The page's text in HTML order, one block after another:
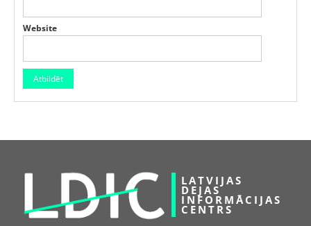
Website
LATVIJAS
DEJAS
INFORMĀCIJAS
CENTRS